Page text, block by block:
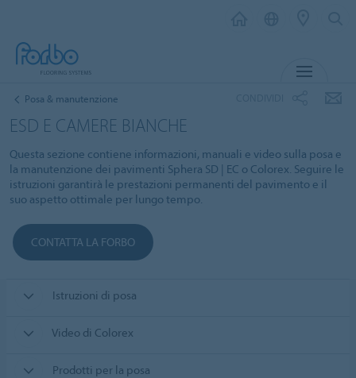
Posa & manutenzione
ESD E CAMERE BIANCHE
Questa sezione contiene informazioni, manuali e video sulla posa e
la manutenzione dei pavimenti Sphera SD | EC o Colorex. Seguire le
istruzioni garantirà le prestazioni permanenti del pavimento e il
suo aspetto ottimale per lungo tempo.
CONTATTA LA FORBO
Istruzioni di posa
Video di Colorex
Prodotti per la posa